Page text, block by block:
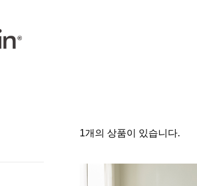
1개의 상품이 있습니다.